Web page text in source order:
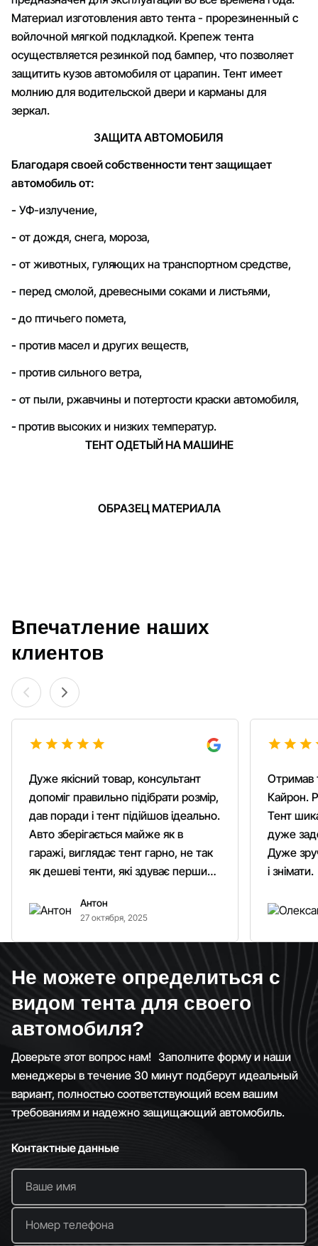
Материал изготовления авто тента - прорезиненный с
войлочной мягкой подкладкой. Крепеж тента
осуществляется резинкой под бампер, что позволяет
защитить кузов автомобиля от царапин. Тент имеет
молнию для водительской двери и карманы для
зеркал.
ЗАЩИТА АВТОМОБИЛЯ
Благодаря своей собственности тент защищает
автомобиль от:
- УФ-излучение,
- от дождя, снега, мороза,
- от животных, гуляющих на транспортном средстве,
- перед смолой, древесными соками и листьями,
- до птичьего помета,
- против масел и других веществ,
- против сильного ветра,
- от пыли, ржавчины и потертости краски автомобиля,
- против высоких и низких температур.
ТЕНТ ОДЕТЫЙ НА МАШИНЕ
ОБРАЗЕЦ МАТЕРИАЛА
Впечатление наших
клиентов
Дуже якісний товар, консультант
допоміг правильно підібрати розмір,
дав поради і тент підійшов ідеально.
Авто зберігається майже як в
гаражі, виглядає тент гарно, не так
як дешеві тенти, які здуває першим
Рекомендую однозначно!
Антон
27 октября, 2025
Отримав
Кайрон.
Тент
дуже
Дуже
і знімати.
Не можете определиться с
видом тента для своего
автомобиля?
Доверьте этот вопрос нам! Заполните форму и наши
менеджеры в течение 30 минут подберут идеальный
вариант, полностью соответствующий всем вашим
требованиям и надежно защищающий автомобиль.
Контактные данные
Ваше имя
Номер телефона